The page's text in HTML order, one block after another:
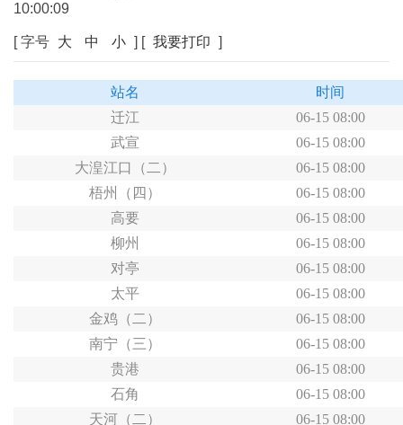
10:00:09
[ 字号 大 中 小 ] [ 我要打印 ]
站名
时间
迁江
06-15 08:00
武宣
06-15 08:00
大湟江口（二）
06-15 08:00
梧州（四）
06-15 08:00
高要
06-15 08:00
柳州
06-15 08:00
对亭
06-15 08:00
太平
06-15 08:00
金鸡（二）
06-15 08:00
南宁（三）
06-15 08:00
贵港
06-15 08:00
石角
06-15 08:00
天河（二）
06-15 08:00